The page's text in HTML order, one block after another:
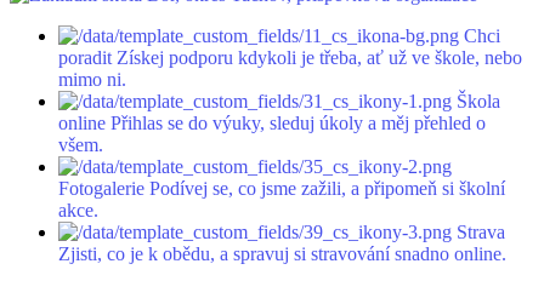
Chci
poradit Získej podporu kdykoli je třeba, ať už ve škole, nebo
mimo ni.
Škola
online Přihlas se do výuky, sleduj úkoly a měj přehled o
všem.
Fotogalerie Podívej se, co jsme zažili, a připomeň si školní
akce.
Strava
Zjisti, co je k obědu, a spravuj si stravování snadno online.